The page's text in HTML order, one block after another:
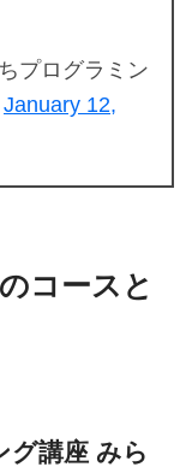
プログラミン
January 12,
コースと
グ講座 みら